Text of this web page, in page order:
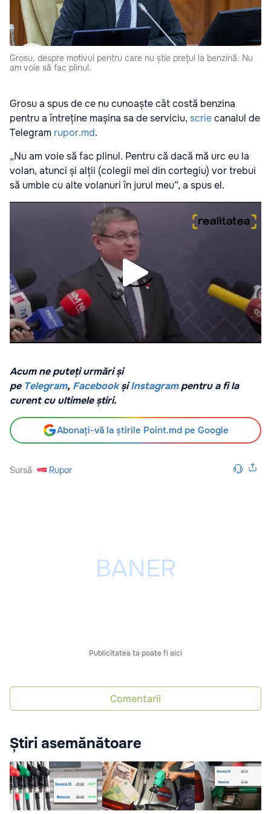
Grosu, despre motivul pentru care nu știe prețul la benzină: Nu
am voie să fac plinul.
Grosu a spus de ce nu cunoaște cât costă benzina
pentru a întreține mașina sa de serviciu, scriecanalul de
Telegram rupor.md.
„Nu am voie să fac plinul. Pentru că dacă mă urc eu la
volan, atunci și alții (colegii mei din cortegiu) vor trebui
să umble cu alte volanuri în jurul meu”, a spus el.
Acum ne puteți urmări și
pe Telegram, Facebook șiInstagrampentru a fi la
curent cu ultimele știri.
Abonați-vă la știrile Point.md pe Google
Sursă Rupor
Publicitatea ta poate fi aici
Comentarii
Știri asemănătoare